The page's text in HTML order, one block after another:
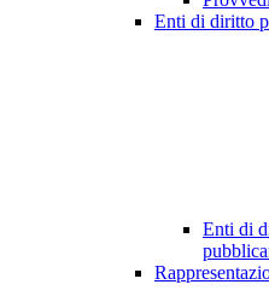
Enti di diritto
Enti di